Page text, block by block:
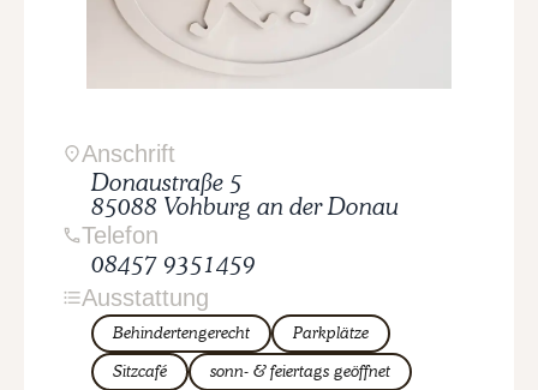
Anschrift
Donaustraße 5
85088 Vohburg an der Donau
Telefon
08457 9351459
Ausstattung
Behindertengerecht
Parkplätze
Sitzcafé
sonn- & feiertags geöffnet